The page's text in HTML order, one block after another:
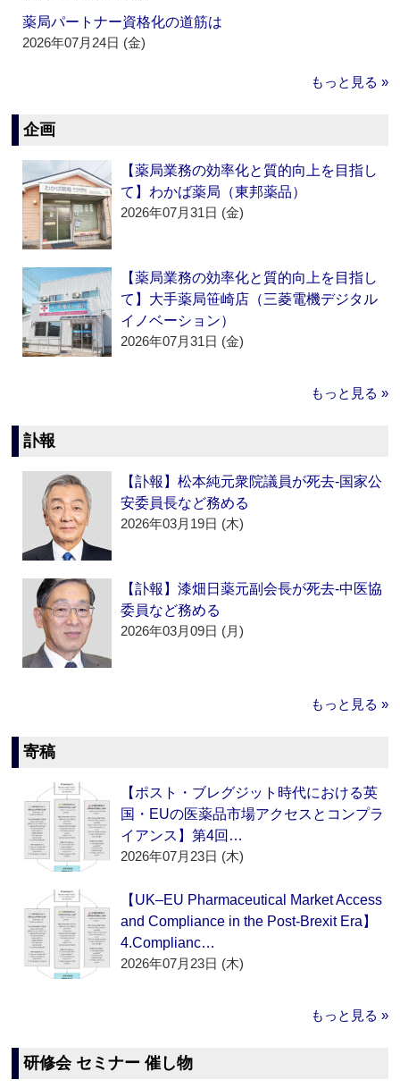
薬局パートナー資格化の道筋は
2026年07月24日 (金)
もっと見る »
企画
【薬局業務の効率化と質的向上を目指し
て】わかば薬局（東邦薬品）
2026年07月31日 (金)
【薬局業務の効率化と質的向上を目指し
て】大手薬局笹崎店（三菱電機デジタル
イノベーション）
2026年07月31日 (金)
もっと見る »
訃報
【訃報】松本純元衆院議員が死去‐国家公
安委員長など務める
2026年03月19日 (木)
【訃報】漆畑日薬元副会長が死去‐中医協
委員など務める
2026年03月09日 (月)
もっと見る »
寄稿
【ポスト・ブレグジット時代における英
国・EUの医薬品市場アクセスとコンプラ
イアンス】第4回…
2026年07月23日 (木)
【UK–EU Pharmaceutical Market Access
and Compliance in the Post-Brexit Era】
4.Complianc…
2026年07月23日 (木)
もっと見る »
研修会 セミナー 催し物